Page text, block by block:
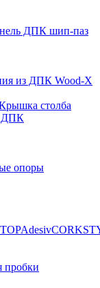
ДПК шип-паз
из ДПК Wood-X
столба
ДПК
опоры
Adesiv
пробки